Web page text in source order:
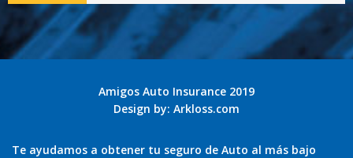
Amigos Auto Insurance 2019
Design by: Arkloss.com
Te ayudamos a obtener tu seguro de Auto al más bajo